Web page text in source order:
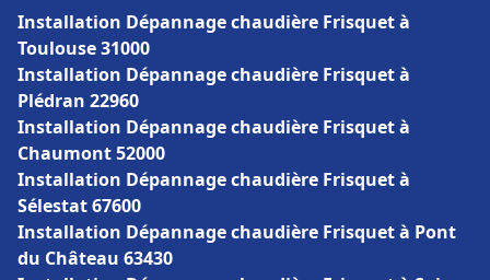
Installation Dépannage chaudière Frisquet à
Toulouse 31000
Installation Dépannage chaudière Frisquet à
Plédran 22960
Installation Dépannage chaudière Frisquet à
Chaumont 52000
Installation Dépannage chaudière Frisquet à
Sélestat 67600
Installation Dépannage chaudière Frisquet à Pont
du Château 63430